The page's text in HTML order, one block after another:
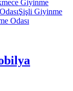
Giyinme
Şişli Giyinme
Odası